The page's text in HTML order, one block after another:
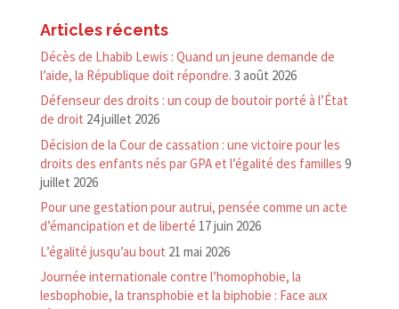
Articles récents
Décès de Lhabib Lewis : Quand un jeune demande de
l’aide, la République doit répondre. 3 août 2026
Défenseur des droits : un coup de boutoir porté à l’État
de droit 24 juillet 2026
Décision de la Cour de cassation : une victoire pour les
droits des enfants nés par GPA et l’égalité des familles 9
juillet 2026
Pour une gestation pour autrui, pensée comme un acte
d’émancipation et de liberté 17 juin 2026
L’égalité jusqu’au bout 21 mai 2026
Journée internationale contre l’homophobie, la
lesbophobie, la transphobie et la biphobie : Face aux